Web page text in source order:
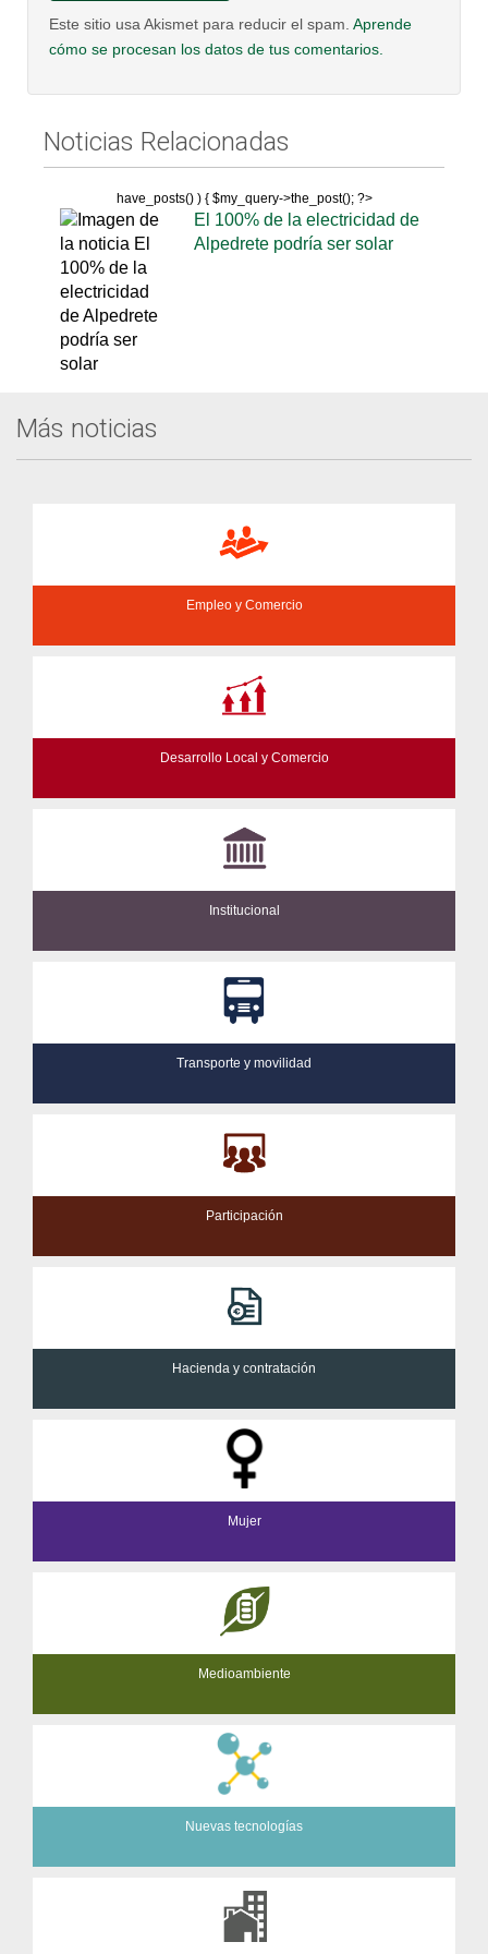
Este sitio usa Akismet para reducir el spam. Aprende
cómo se procesan los datos de tus comentarios.
Noticias Relacionadas
have_posts() ) { $my_query->the_post(); ?>
El 100% de la electricidad de
Alpedrete podría ser solar
Más noticias
Empleo y Comercio
Desarrollo Local y Comercio
Institucional
Transporte y movilidad
Participación
Hacienda y contratación
Mujer
Medioambiente
Nuevas tecnologías